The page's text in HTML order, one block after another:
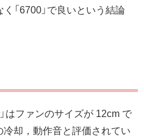
「6700」で良いという結論
」はファンのサイズが 12cm で
却，動作音と評価されてい